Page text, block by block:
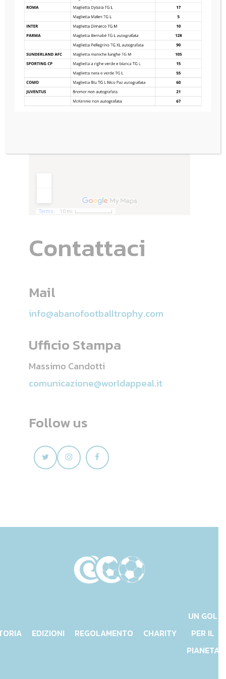
Contattaci
Mail
info@abanofootballtrophy.com
Ufficio Stampa
Massimo Candotti
comunicazione@worldappeal.it
Follow us
EDIZIONI REGOLAMENTO CHARITY
UN GOL
PER IL
PIANETA